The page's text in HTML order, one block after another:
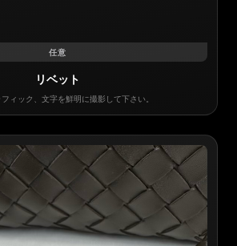
任意
リベット
ィック、文字を鮮明に撮影して下さい。